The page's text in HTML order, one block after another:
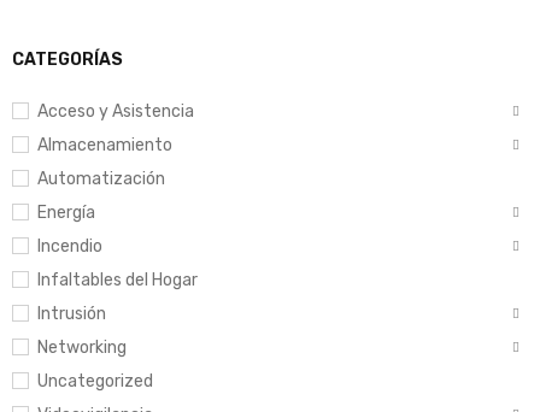
CATEGORÍAS
Acceso y Asistencia
Almacenamiento
Automatización
Energía
Incendio
Infaltables del Hogar
Intrusión
Networking
Uncategorized